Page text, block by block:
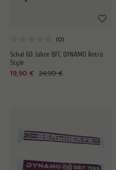
Schal 60 Jahre BFC DYNAMO Retro
Style
24,90 €
19,90 €